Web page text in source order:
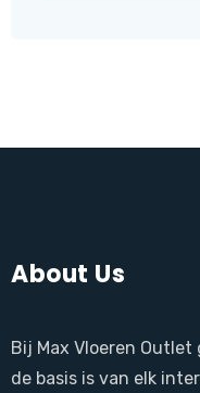
About Us
Bij Max Vloeren
de basis is van elk